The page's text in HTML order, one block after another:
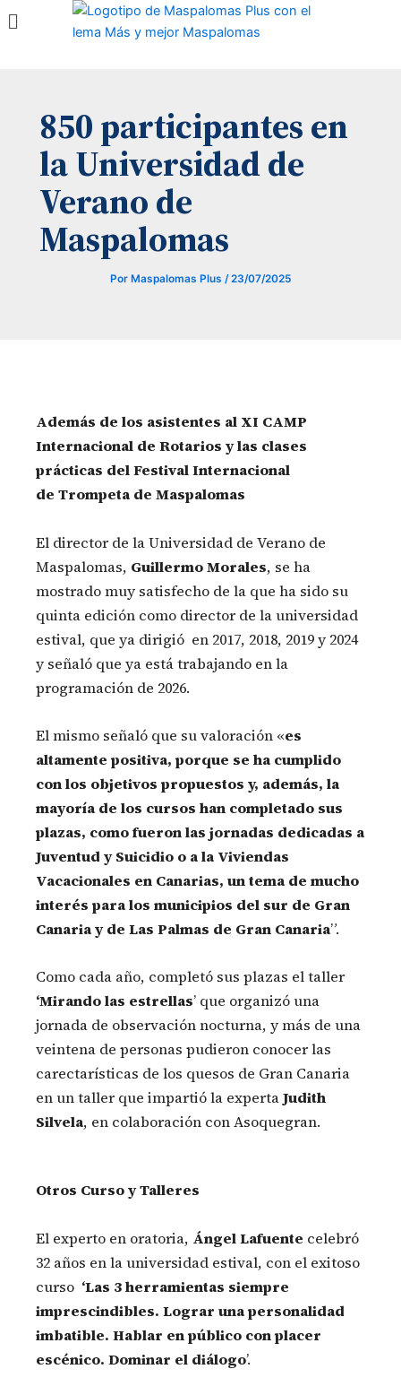
Menú
850 participantes en
la Universidad de
Verano de
Maspalomas
Por Maspalomas Plus /23/07/2025
Además de los asistentes al XI CAMP
Internacional de Rotarios y las clases
prácticas del Festival Internacional
de Trompeta de Maspalomas
El director de la Universidad de Verano de
Maspalomas, Guillermo Morales, se ha
mostrado muy satisfecho de la que ha sido su
quinta edición como director de la universidad
estival, que ya dirigió en 2017, 2018, 2019 y 2024
y señaló que ya está trabajando en la
programación de 2026.
El mismo señaló que su valoración «es
altamente positiva, porque se ha cumplido
con los objetivos propuestos y, además, la
mayoría de los cursos han completado sus
plazas, como fueron las jornadas dedicadas a
Juventud y Suicidio o a la Viviendas
Vacacionales en Canarias, un tema de mucho
interés para los municipios del sur de Gran
Canaria y de Las Palmas de Gran Canaria”.
Como cada año, completó sus plazas el taller
‘Mirando las estrellas’ que organizó una
jornada de observación nocturna, y más de una
veintena de personas pudieron conocer las
carectarísticas de los quesos de Gran Canaria
en un taller que impartió la expertaJudith
Silvela, en colaboración con Asoquegran.
Otros Curso y Talleres
El experto en oratoria, Ángel Lafuente celebró
32 años en la universidad estival, con el exitoso
curso ‘Las 3 herramientas siempre
imprescindibles. Lograr una personalidad
imbatible. Hablar en público con placer
escénico. Dominar el diálogo’.